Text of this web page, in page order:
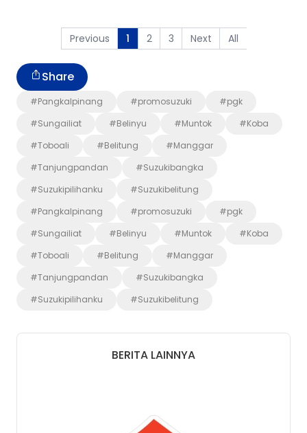
Previous 1 2 3 Next All
#Pangkalpinang #promosuzuki
#pgk
#Sungailiat
#Belinyu #Muntok
#Koba
#Toboali
#Belitung
#Manggar
#Tanjungpandan
#Suzukibangka
#Suzukipilihanku
#Suzukibelitung
#Pangkalpinang
#promosuzuki
#pgk
#Sungailiat
#Belinyu #Muntok
#Koba
#Toboali
#Belitung
#Manggar
#Tanjungpandan
#Suzukibangka
#Suzukipilihanku
#Suzukibelitung
Share
BERITA LAINNYA